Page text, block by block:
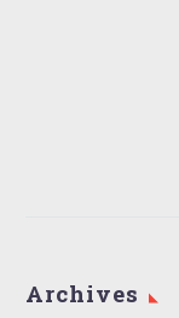
Archives